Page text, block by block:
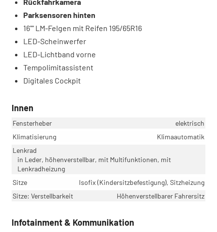
Parksensoren hinten
16"" LM-Felgen mit Reifen 195/65R16
LED-Scheinwerfer
LED-Lichtband vorne
Tempolimitassistent
Digitales Cockpit
Innen
Fensterheber
elektrisch
Klimatisierung
Klimaautomatik
Lenkrad
in Leder, höhenverstellbar, mit Multifunktionen, mit
Lenkradheizung
Sitze
Isofix (Kindersitzbefestigung), Sitzheizung
Sitze: Verstellbarkeit
Höhenverstellbarer Fahrersitz
Infotainment & Kommunikation